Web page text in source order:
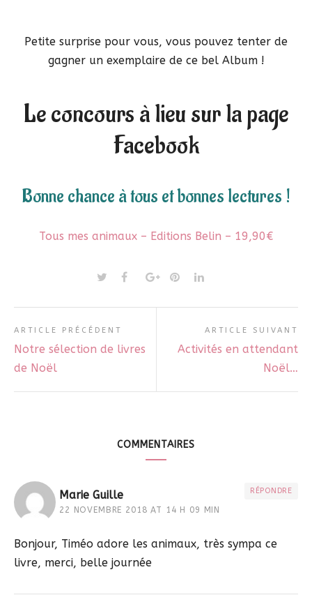
Petite surprise pour vous, vous pouvez tenter de
gagner un exemplaire de ce bel Album !
Le concours à lieu sur la page
Facebook
Bonne chance à tous et bonnes lectures !
Tous mes animaux – Editions Belin – 19,90€
ARTICLE PRÉCÉDENT
Notre sélection de livres
de Noël
ARTICLE SUIVANT
Activités en attendant
Noël…
COMMENTAIRES
Marie Guille
22 NOVEMBRE 2018 AT 14 H 09 MIN
RÉPONDRE
Bonjour, Timéo adore les animaux, très sympa ce
livre, merci, belle journée